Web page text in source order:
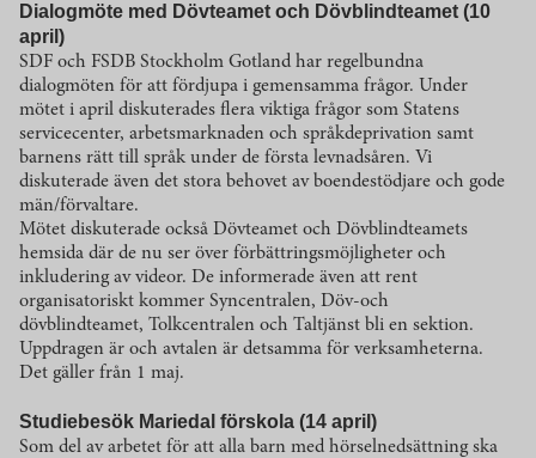
Dialogmöte med Dövteamet och Dövblindteamet (10
april)
SDF och FSDB Stockholm Gotland har regelbundna
dialogmöten för att fördjupa i gemensamma frågor. Under
mötet i april diskuterades flera viktiga frågor som Statens
servicecenter, arbetsmarknaden och språkdeprivation samt
barnens rätt till språk under de första levnadsåren. Vi
diskuterade även det stora behovet av boendestödjare och gode
män/förvaltare.
Mötet diskuterade också Dövteamet och Dövblindteamets
hemsida där de nu ser över förbättringsmöjligheter och
inkludering av videor. De informerade även att rent
organisatoriskt kommer Syncentralen, Döv-och
dövblindteamet, Tolkcentralen och Taltjänst bli en sektion.
Uppdragen är och avtalen är detsamma för verksamheterna.
Det gäller från 1 maj.
Studiebesök Mariedal förskola (14 april)
Som del av arbetet för att alla barn med hörselnedsättning ska